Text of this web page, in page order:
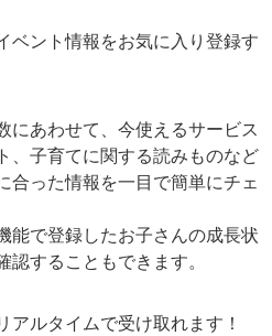
ベント情報をお気に入り登録す
にあわせて、今使えるサービス
、子育てに関する読みものなど
合った情報を一目で簡単にチェ
能で登録したお子さんの成長状
することもできます。
ルタイムで受け取れます！